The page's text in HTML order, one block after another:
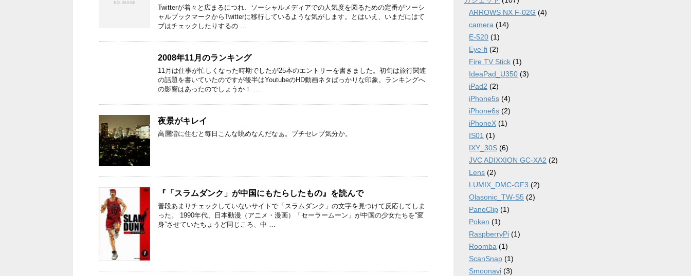
Twitterが着々と広まるにつれ、ソーシャルメディアでの人気度を図るための定番がソーシ
ャルブックマークからTwitterに移行しているような気がします。とはいえ、いまだにはて
ブはチェックしたりするの …
2008年11月のランキング
11月は仕事が忙しくなった時期でしたが25本のエントリーを書きました。初旬は旅行関連
の話題を書いていたのですが後半はYoutubeのHD動画ネタばっかりな印象。ランキングへ
の影響はあったのでしょうか！ …
夜景がキレイ
高層階に住むと毎日こんな眺めなんだなぁ。プチセレブ気分か。
『「スラムダンク」が中国にもたらしたもの』を読んで
普段あまりチェックしていないサイトで「スラムダンク」の文字を見つけて反応してしま
った。 1990年代、日本動漫（アニメ・漫画）「セーラームーン」が中国の少女たちを“変
身”させていたちょうど同じころ、中 …
ARROWS NX F-02G (4)
camera (14)
E-520 (1)
Eye-fi (2)
Fire TV Stick (1)
IdeaPad_U350 (3)
iPad2 (2)
iPhone5s (4)
iPhone6s (2)
iPhoneX (1)
IS01 (1)
IXY_30S (6)
JVC ADIXXION GC-XA2 (2)
Lens (2)
LUMIX_DMC-GF3 (2)
Olasonic_TW-S5 (2)
PanoClip (1)
Poken (1)
RaspberryPi (1)
Roomba (1)
ScanSnap (1)
Smoonavi (3)